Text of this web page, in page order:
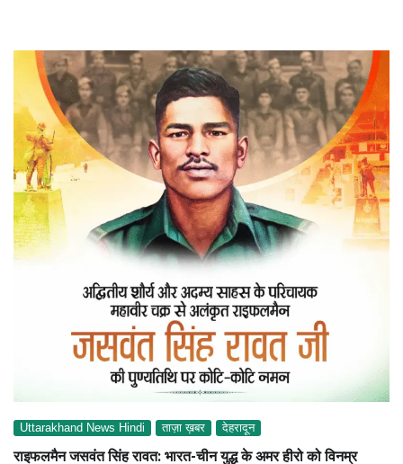
Uttarakhand News Hindi ताज़ा ख़बर देहरादून
राइफलमैन जसवंत सिंह रावत: भारत-चीन युद्ध के अमर हीरो को विनम्र